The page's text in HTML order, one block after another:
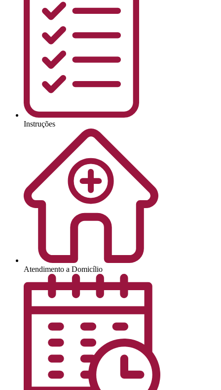
Instruções
Atendimento a Domicílio